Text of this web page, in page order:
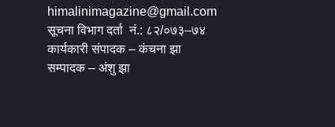
himalinimagazine@gmail.com
सूचना विभाग दर्ता नं.: ८२/०७३–७४
कार्यकारी संपादक – कंचना झा
सम्पादक – अंशु झा